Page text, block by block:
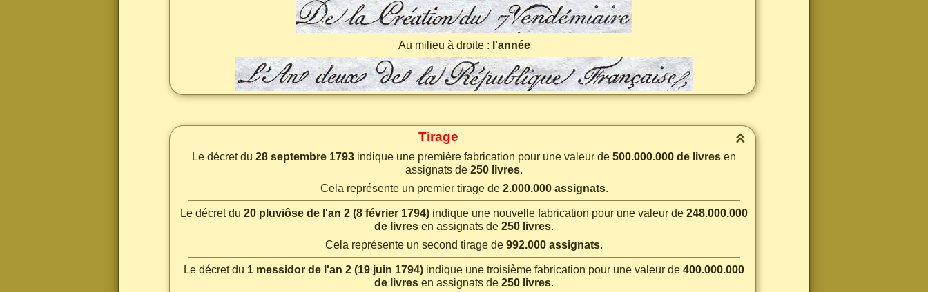
Au milieu à droite : l'année
Tirage
Le décret du 28 septembre 1793 indique une première fabrication pour une valeur de 500.000.000 de livres en
assignats de 250 livres.
Cela représente un premier tirage de 2.000.000 assignats.
Le décret du 20 pluviôse de l'an 2 (8 février 1794) indique une nouvelle fabrication pour une valeur de 248.000.000
de livres en assignats de 250 livres.
Cela représente un second tirage de 992.000 assignats.
Le décret du 1 messidor de l'an 2 (19 juin 1794) indique une troisième fabrication pour une valeur de 400.000.000
de livres en assignats de 250 livres.